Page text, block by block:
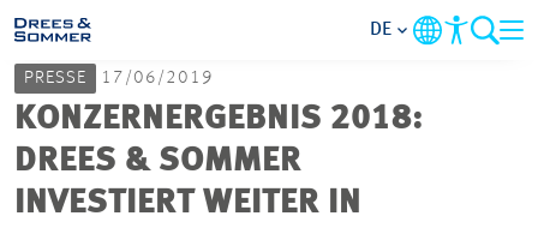
MARKETS
SERVICES
DE
PRESSE 17/06/2019
KONZERNERGEBNIS 2018:
DREES & SOMMER
INVESTIERT WEITER IN